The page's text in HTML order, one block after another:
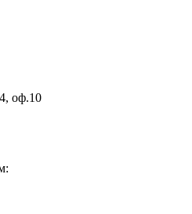
оф.10